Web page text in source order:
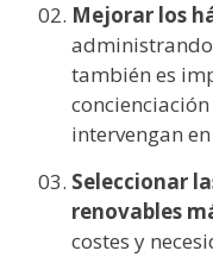
Mejorar los
también es
intervengan
Seleccionar
renovables
costes y